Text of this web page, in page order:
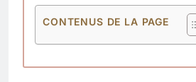
CONTENUS DE LA PAGE